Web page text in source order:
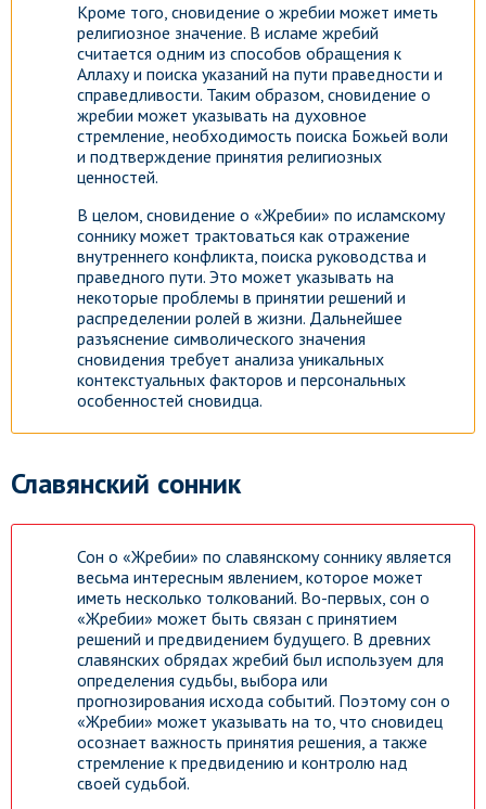
Кроме того, сновидение о жребии может иметь
религиозное значение. В исламе жребий
считается одним из способов обращения к
Аллаху и поиска указаний на пути праведности и
справедливости. Таким образом, сновидение о
жребии может указывать на духовное
стремление, необходимость поиска Божьей воли
и подтверждение принятия религиозных
ценностей.
В целом, сновидение о «Жребии» по исламскому
соннику может трактоваться как отражение
внутреннего конфликта, поиска руководства и
праведного пути. Это может указывать на
некоторые проблемы в принятии решений и
распределении ролей в жизни. Дальнейшее
разъяснение символического значения
сновидения требует анализа уникальных
контекстуальных факторов и персональных
особенностей сновидца.
Славянский сонник
Сон о «Жребии» по славянскому соннику является
весьма интересным явлением, которое может
иметь несколько толкований. Во-первых, сон о
«Жребии» может быть связан с принятием
решений и предвидением будущего. В древних
славянских обрядах жребий был используем для
определения судьбы, выбора или
прогнозирования исхода событий. Поэтому сон о
«Жребии» может указывать на то, что сновидец
осознает важность принятия решения, а также
стремление к предвидению и контролю над
своей судьбой.